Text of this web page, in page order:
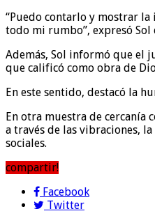
“Puedo contarlo y mostrar
todo mi rumbo”, expresó
Además, Sol informó que el
que calificó como obra de
En este sentido, destacó la
En otra muestra de cercanía
a través de las vibraciones,
sociales.
compartir!
Facebook
Twitter